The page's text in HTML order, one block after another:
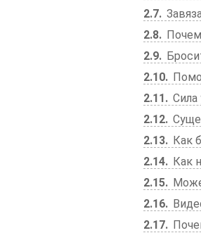
2.7
2.8
2.9
2.10
2.11
Сила
2.12
2.13
Как
2.14
Как
2.15
2.16
2.17